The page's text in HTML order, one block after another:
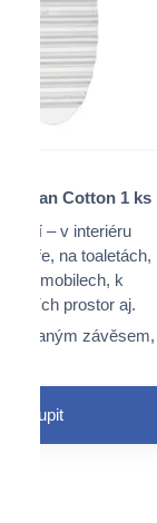
Clean Cotton 1 ks
– v interiéru
na toaletách,
automobilech, k
prostor aj.
závěsem,
otvor a pružný
průtokem tekutin
Koupit